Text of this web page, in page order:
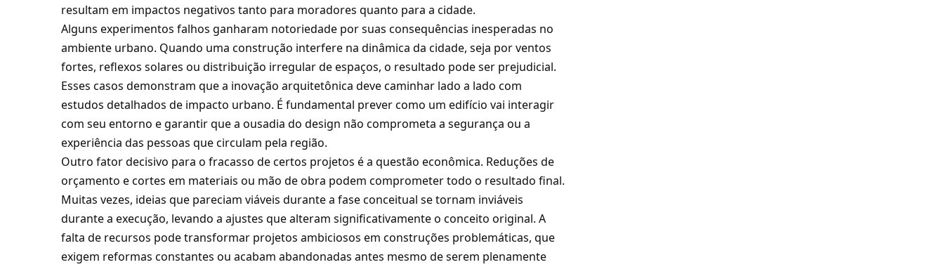
resultam em impactos negativos tanto para moradores quanto para a cidade.
Alguns experimentos falhos ganharam notoriedade por suas consequências inesperadas no
ambiente urbano. Quando uma construção interfere na dinâmica da cidade, seja por ventos
fortes, reflexos solares ou distribuição irregular de espaços, o resultado pode ser prejudicial.
Esses casos demonstram que a inovação arquitetônica deve caminhar lado a lado com
estudos detalhados de impacto urbano. É fundamental prever como um edifício vai interagir
com seu entorno e garantir que a ousadia do design não comprometa a segurança ou a
experiência das pessoas que circulam pela região.
Outro fator decisivo para o fracasso de certos projetos é a questão econômica. Reduções de
orçamento e cortes em materiais ou mão de obra podem comprometer todo o resultado final.
Muitas vezes, ideias que pareciam viáveis durante a fase conceitual se tornam inviáveis
durante a execução, levando a ajustes que alteram significativamente o conceito original. A
falta de recursos pode transformar projetos ambiciosos em construções problemáticas, que
exigem reformas constantes ou acabam abandonadas antes mesmo de serem plenamente